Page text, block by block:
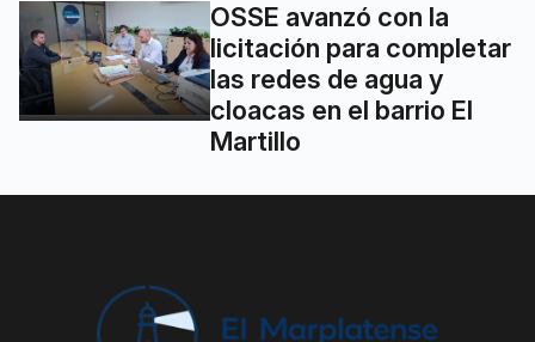
OSSE avanzó con la
licitación para completar
las redes de agua y
cloacas en el barrio El
Martillo